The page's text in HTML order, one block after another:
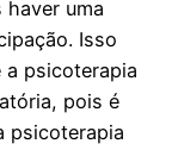
uma
Isso
a psicoterapia
pois é
psicoterapia